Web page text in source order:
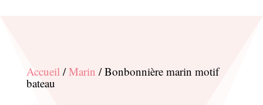
Accueil/Marin / Bonbonnière marin motif
bateau